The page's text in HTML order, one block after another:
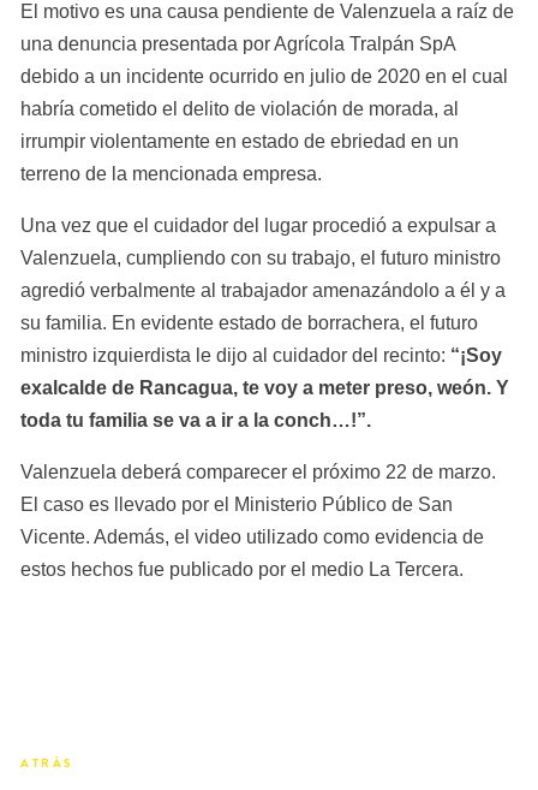
El motivo es una causa pendiente de Valenzuela a raíz de
una denuncia presentada por Agrícola Tralpán SpA
debido a un incidente ocurrido en julio de 2020 en el cual
habría cometido el delito de violación de morada, al
irrumpir violentamente en estado de ebriedad en un
terreno de la mencionada empresa.
Una vez que el cuidador del lugar procedió a expulsar a
Valenzuela, cumpliendo con su trabajo, el futuro ministro
agredió verbalmente al trabajador amenazándolo a él y a
su familia. En evidente estado de borrachera, el futuro
ministro izquierdista le dijo al cuidador del recinto: “¡Soy
exalcalde de Rancagua, te voy a meter preso, weón. Y
toda tu familia se va a ir a la conch…!”.
Valenzuela deberá comparecer el próximo 22 de marzo.
El caso es llevado por el Ministerio Público de San
Vicente. Además, el video utilizado como evidencia de
estos hechos fue publicado por el medio La Tercera.
ATRÁS